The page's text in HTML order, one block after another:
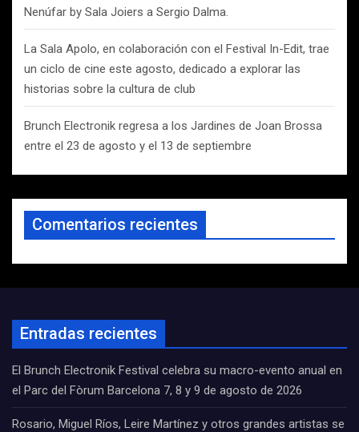
Nenúfar by Sala Joiers a Sergio Dalma.
La Sala Apolo, en colaboración con el Festival In-Edit, trae
un ciclo de cine este agosto, dedicado a explorar las
historias sobre la cultura de club
Brunch Electronik regresa a los Jardines de Joan Brossa
entre el 23 de agosto y el 13 de septiembre
Comentarios recientes
Entradas recientes
El Brunch Electronik Festival celebra su macro-evento anual en
el Parc del Fòrum Barcelona 7, 8 y 9 de agosto de 2026
Rosario, Miguel Ríos, Leire Martínez y otros grandes artistas se